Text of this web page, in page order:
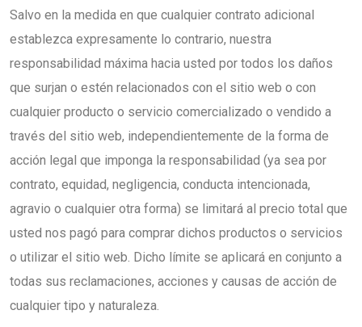
Salvo en la medida en que cualquier contrato adicional
establezca expresamente lo contrario, nuestra
responsabilidad máxima hacia usted por todos los daños
que surjan o estén relacionados con el sitio web o con
cualquier producto o servicio comercializado o vendido a
través del sitio web, independientemente de la forma de
acción legal que imponga la responsabilidad (ya sea por
contrato, equidad, negligencia, conducta intencionada,
agravio o cualquier otra forma) se limitará al precio total que
usted nos pagó para comprar dichos productos o servicios
o utilizar el sitio web. Dicho límite se aplicará en conjunto a
todas sus reclamaciones, acciones y causas de acción de
cualquier tipo y naturaleza.